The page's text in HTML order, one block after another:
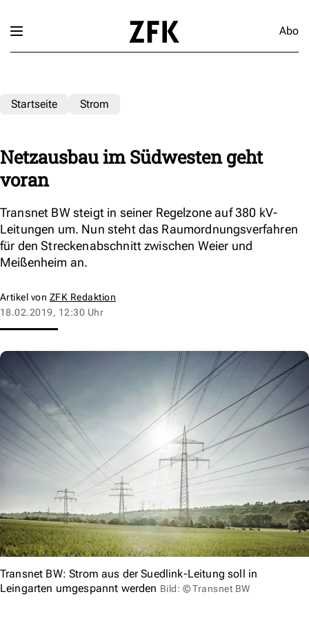
Abo
Startseite Strom
Netzausbau im Südwesten geht
voran
Transnet BW steigt in seiner Regelzone auf 380 kV-
Leitungen um. Nun steht das Raumordnungsverfahren
für den Streckenabschnitt zwischen Weier und
Meißenheim an.
Artikel von ZFK Redaktion
18.02.2019, 12:30 Uhr
Transnet BW: Strom aus der Suedlink-Leitung soll in
Leingarten umgespannt werden Bild: © Transnet BW